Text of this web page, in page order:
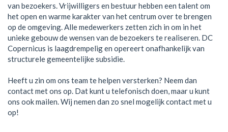
van bezoekers. Vrijwilligers en bestuur hebben een talent om
het open en warme karakter van het centrum over te brengen
op de omgeving. Alle medewerkers zetten zich in om in het
unieke gebouw de wensen van de bezoekers te realiseren. DC
Copernicus is laagdrempelig en opereert onafhankelijk van
structurele gemeentelijke subsidie.
Heeft u zin om ons team te helpen versterken? Neem dan
contact met ons op. Dat kunt u telefonisch doen, maar u kunt
ons ook mailen. Wij nemen dan zo snel mogelijk contact met u
op!